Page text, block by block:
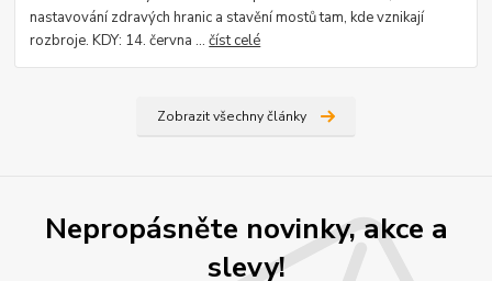
nastavování zdravých hranic a stavění mostů tam, kde vznikají
rozbroje. KDY: 14. června ...číst celé
Zobrazit všechny články
Nepropásněte novinky, akce a
slevy!